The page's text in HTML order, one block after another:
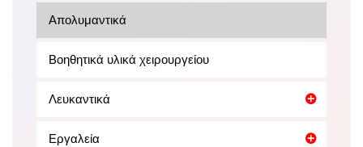
Απολυμαντικά
Βοηθητικά υλικά χειρουργείου
Λευκαντικά
Εργαλεία